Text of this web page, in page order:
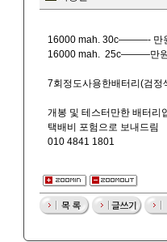
16000 mah. 30c———- 만
16000 mah. 25c———만
7회정도사용한배터리(검
개봉 및 테스터만한 배터리
택배비 포험으로 보내드림
010 4841 1801